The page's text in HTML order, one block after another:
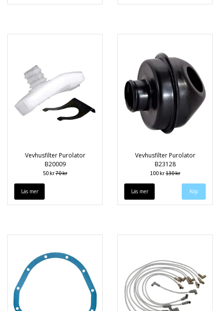
Vevhusfilter Purolator
B20009
50 kr70 kr
Läs mer
Vevhusfilter Purolator
B23128
100 kr130 kr
Läs mer